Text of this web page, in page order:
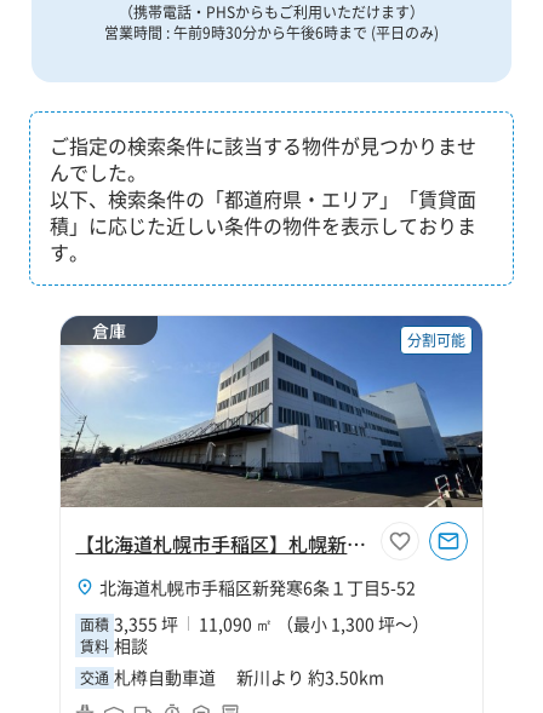
（携帯電話・PHSからもご利用いただけます）
営業時間 : 午前9時30分から午後6時まで (平日のみ)
ご指定の検索条件に該当する物件が見つかりませ
んでした。
以下、検索条件の「都道府県・エリア」「賃貸面
積」に応じた近しい条件の物件を表示しておりま
す。
倉庫 分割可能
【北海道札幌市手稲区】札幌新発寒物流センター
北海道札幌市手稲区新発寒6条１丁目5-52
面積 3,355 坪 11,090 ㎡ （最小 1,300 坪～）
賃料 相談
交通 札樽自動車道 新川より 約3.50km